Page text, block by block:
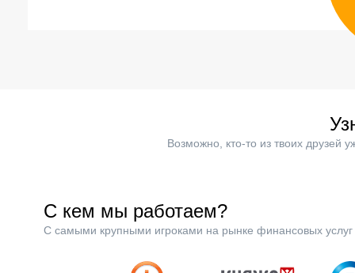
Возможно, кто-то из твоих друзей
С кем мы работаем?
С самыми крупными игроками на рынке финансовых услуг